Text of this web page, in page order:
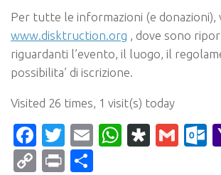
Per tutte le informazioni (e donazioni),
www.disktruction.org , dove sono
riguardanti l’evento, il luogo, il
possibilita’ di iscrizione.
Visited 26 times, 1 visit(s) today
Facebook
Twitter
Email
CopyPrint